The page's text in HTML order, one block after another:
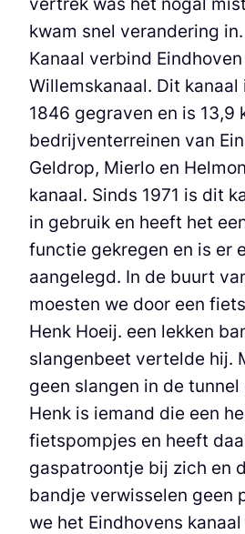
kwam snel verandering
Kanaal verbind
Willemskanaal. Dit
1846 gegraven en is 13,9
bedrijventerreinen van
Geldrop, Mierlo en
kanaal. Sinds 1971 is dit
in gebruik en heeft het
functie gekregen en is er
aangelegd. In de buurt
moesten we door een
Henk Hoeij. een lekken
slangenbeet vertelde hij.
geen slangen in de tunnel
Henk is iemand die een
fietspompjes en heeft
gaspatroontje bij zich en
bandje verwisselen geen
we het Eindhovens